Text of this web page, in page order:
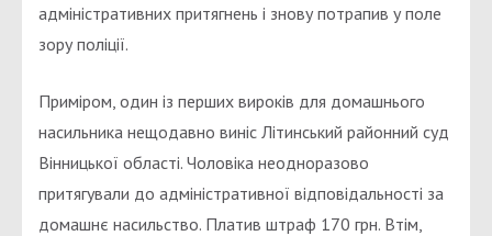
адміністративних притягнень і знову потрапив у поле
зору поліції.
Приміром, один із перших вироків для домашнього
насильника нещодавно виніс Літинський районний суд
Вінницької області. Чоловіка неодноразово
притягували до адміністративної відповідальності за
домашнє насильство. Платив штраф 170 грн. Втім,